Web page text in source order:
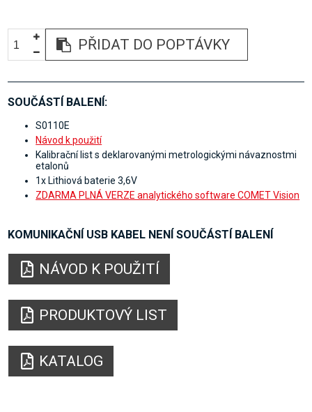
PŘIDAT DO POPTÁVKY
SOUČÁSTÍ BALENÍ:
S0110E
Návod k použití
Kalibrační list s deklarovanými metrologickými návaznostmi
etalonů
1x Lithiová baterie 3,6V
ZDARMA PLNÁ VERZE analytického software COMET Vision
KOMUNIKAČNÍ USB KABEL NENÍ SOUČÁSTÍ BALENÍ
NÁVOD K POUŽITÍ
PRODUKTOVÝ LIST
KATALOG